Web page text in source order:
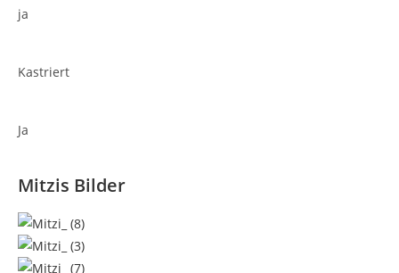
ja
Kastriert
Ja
Mitzis Bilder